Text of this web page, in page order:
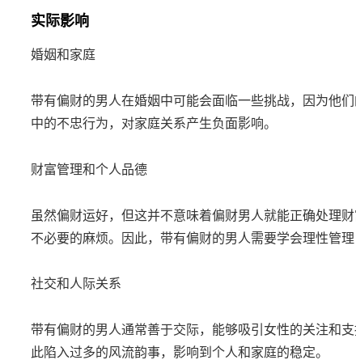
实际影响
婚姻和家庭
带有偏财的男人在婚姻中可能会面临一些挑战，因为他
中的不忠行为，对家庭关系产生负面影响。
财富管理和个人品德
虽然偏财运好，但这并不意味着偏财男人就能正确处理
不必要的麻烦。因此，带有偏财的男人需要学会理性管
社交和人际关系
带有偏财的男人通常善于交际，能够吸引女性的关注和
此陷入过多的风流韵事，影响到个人和家庭的稳定。